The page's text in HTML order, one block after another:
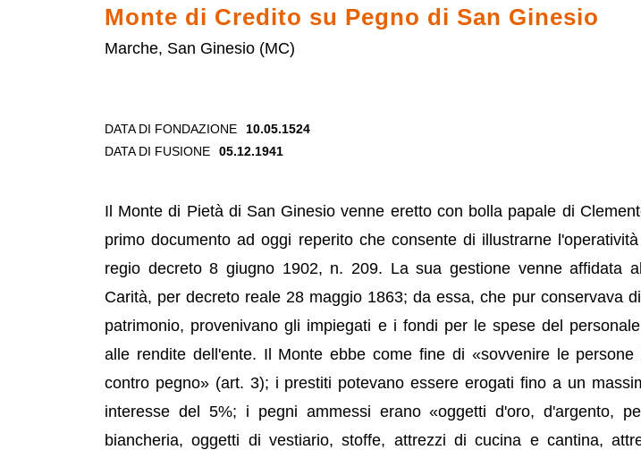
Monte di Credito su Pegno di San Ginesio
Marche, San Ginesio (MC)
DATA DI FONDAZIONE
10.05.1524
DATA DI FUSIONE
05.12.1941
Il Monte di Pietà di San Ginesio venne eretto con bolla papale di
primo documento ad oggi reperito che consente di illustrarne
regio decreto 8 giugno 1902, n. 209. La sua gestione venne affidata
Carità, per decreto reale 28 maggio 1863; da essa, che pur conservava
patrimonio, provenivano gli impiegati e i fondi per le spese del
alle rendite dell'ente. Il Monte ebbe come fine di «sovvenire le persone
contro pegno» (art. 3); i prestiti potevano essere erogati fino a un
interesse del 5%; i pegni ammessi erano «oggetti d'oro, d'argento,
biancheria, oggetti di vestiario, stoffe, attrezzi di cucina e cantina,